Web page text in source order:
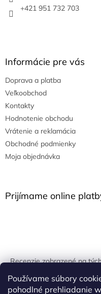
Používame súbory
pohodlné prehliadanie
+421 951 732 703
Informácie pre vás
Doprava a platba
Veľkoobchod
Kontakty
Hodnotenie obchodu
Vrátenie a reklamácia
Obchodné podmienky
Moja objednávka
Prijímame online
Recenzie zobrazené na
unikátnych kľúčov
uskutočnenej objednávky.